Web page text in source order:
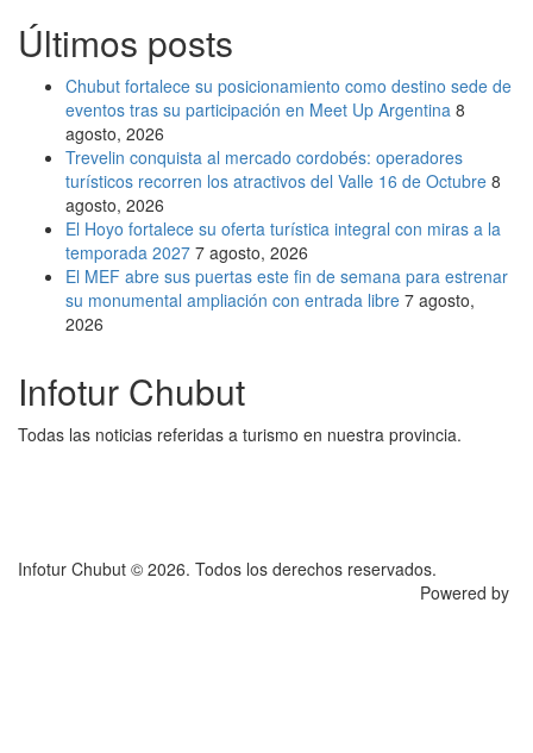
Últimos posts
Chubut fortalece su posicionamiento como destino sede de
eventos tras su participación en Meet Up Argentina 8
agosto, 2026
Trevelin conquista al mercado cordobés: operadores
turísticos recorren los atractivos del Valle 16 de Octubre 8
agosto, 2026
El Hoyo fortalece su oferta turística integral con miras a la
temporada 2027 7 agosto, 2026
El MEF abre sus puertas este fin de semana para estrenar
su monumental ampliación con entrada libre 7 agosto,
2026
Infotur Chubut
Todas las noticias referidas a turismo en nuestra provincia.
Infotur Chubut © 2026. Todos los derechos reservados.
Powered by